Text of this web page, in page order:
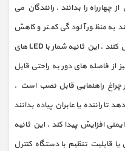
چهارراه را بدانند . رانندگان می
به منظور آلودگی کمتر و کاهش
مصرف سوخت وسایل نقلیه خود را خاموش کنند . این ثانیه شمار با LED های
از فاصله های دور به راحتی قابل
چراغ راهنمایی قابل نصب است .
تا راننده یا عابران پیاده بدانند
افزایش پیدا کند . این ثانیه
قابلیت تنظیم با دستگاه کنترل